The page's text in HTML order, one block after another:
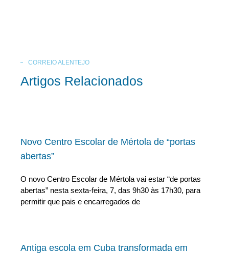
CORREIO ALENTEJO
Artigos Relacionados
Novo Centro Escolar de Mértola de “portas
abertas”
O novo Centro Escolar de Mértola vai estar “de portas
abertas” nesta sexta-feira, 7, das 9h30 às 17h30, para
permitir que pais e encarregados de
Antiga escola em Cuba transformada em